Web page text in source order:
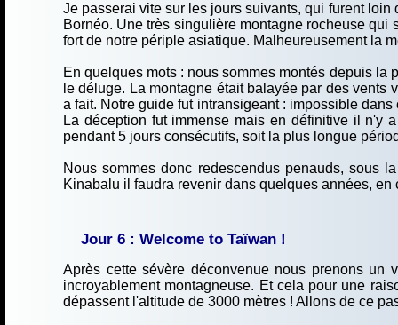
Nous sommes donc redescendus penauds, sous
Kinabalu il faudra revenir dans quelques années,
Je passerai vite sur les jours suivants, qui furent
Bornéo. Une très singulière montagne rocheuse
fort de notre périple asiatique. Malheureusement la
En quelques mots : nous sommes montés depuis la
le déluge. La montagne était balayée par des
a fait. Notre guide fut intransigeant : impossible
La déception fut immense mais en définitive il n'y
pendant 5 jours consécutifs, soit la plus longue
Jour 6 : Welcome to Taïwan !
Après cette sévère déconvenue nous prenons un
incroyablement montagneuse. Et cela pour une
dépassent l'altitude de 3000 mètres ! Allons de ce